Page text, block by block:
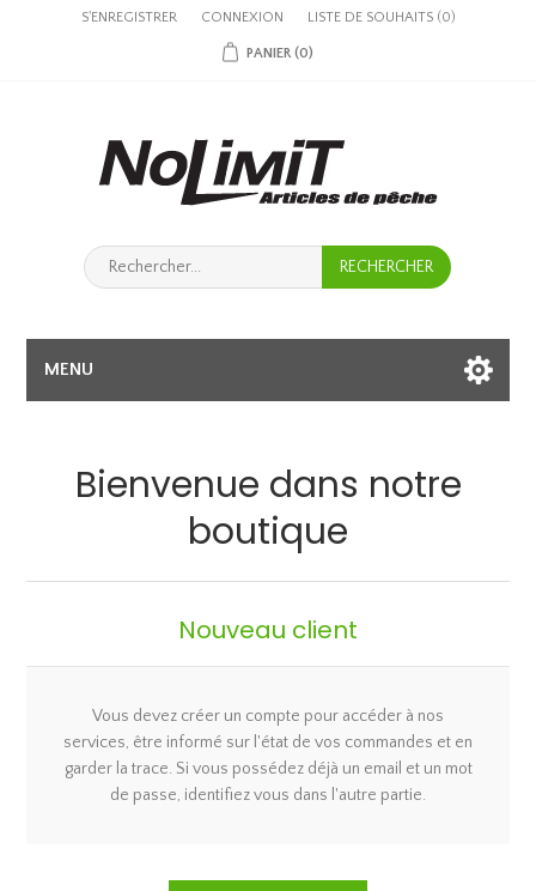
S'ENREGISTRER CONNEXION LISTE DE SOUHAITS (0)
PANIER (0)
MENU
Bienvenue dans notre
boutique
Nouveau client
Vous devez créer un compte pour accéder à nos
services, être informé sur l'état de vos commandes et en
garder la trace. Si vous possédez déjà un email et un mot
de passe, identifiez vous dans l'autre partie.